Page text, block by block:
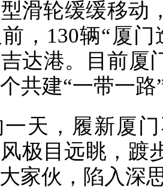
滑轮缓缓移动
，130辆“厦
达港。目前厦
共建“一带一
一天，履新厦
极目远眺，踱
家伙，陷入深